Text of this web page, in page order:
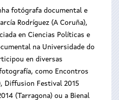
fotógrafa documental e
Rodríguez (A Coruña),
en Ciencias Políticas e
na Universidade do
en diversas
como Encontros
Diffusion Festival 2015
(Tarragona) ou a Bienal